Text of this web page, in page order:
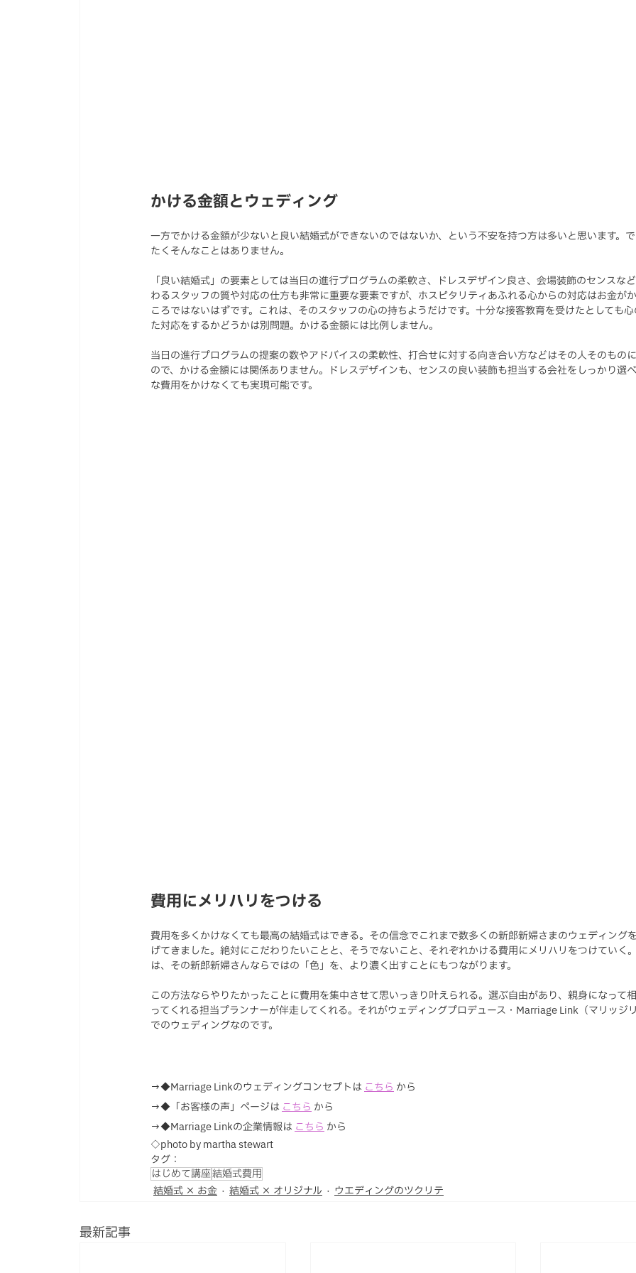
かける金額とウェディング
一方でかける金額が少ないと良い結婚式ができないのではないか、という不安を持つ方は多いと思います。
たくそんなことはありません。
「良い結婚式」の要素としては当日の進行プログラムの柔軟さ、ドレスデザイン良さ、会場装飾のセンスな
わるスタッフの質や対応の仕方も非常に重要な要素ですが、ホスピタリティあふれる心からの対応はお金が
ころではないはずです。これは、そのスタッフの心の持ちようだけです。十分な接客教育を受けたとしても
た対応をするかどうかは別問題。かける金額には比例しません。
当日の進行プログラムの提案の数やアドバイスの柔軟性、打合せに対する向き合い方などはその人そのもの
ので、かける金額には関係ありません。ドレスデザインも、センスの良い装飾も担当する会社をしっかり選
な費用をかけなくても実現可能です。
費用にメリハリをつける
費用を多くかけなくても最高の結婚式はできる。その信念でこれまで数多くの新郎新婦さまのウェディング
げてきました。絶対にこだわりたいことと、そうでないこと、それぞれかける費用にメリハリをつけていく
は、その新郎新婦さんならではの「色」を、より濃く出すことにもつながります。
この方法ならやりたかったことに費用を集中させて思いっきり叶えられる。選ぶ自由があり、親身になって
ってくれる担当プランナーが伴走してくれる。それがウェディングプロデュース・Marriage Link（マリッジリ
でのウェディングなのです。
→◆Marriage Linkのウェディングコンセプトはこちらから
→◆「お客様の声」ページは こちらから
→◆Marriage Linkの企業情報は こちら から
◇photo by martha stewart
タグ：
はじめて講座結婚式費用
結婚式 × お金
結婚式 × オリジナル ウエディングのツクリテ
最新記事